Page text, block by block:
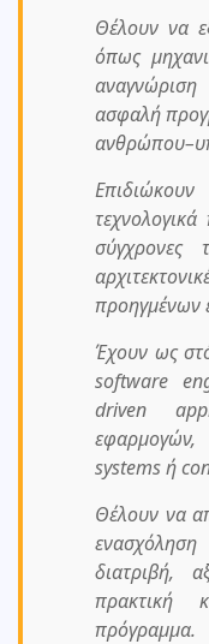
Θέλουν να
όπως
ασφαλή
σύγχρονες
προηγμένων
Έχουν ως
software
driven
systems ή
Θέλουν να
διατριβή,
πρακτική
πρόγραμμα.